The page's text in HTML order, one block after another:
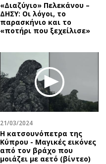
«Διαζύγιο» Πελεκάνου –
ΔΗΣΥ: Οι λόγοι, το
παρασκήνιο και το
«ποτήρι που ξεχείλισε»
21/03/2024
Η κατσουνόπετρα της
Κύπρου - Μαγικές εικόνες
από τον βράχο που
μοιάζει με αετό (βίντεο)